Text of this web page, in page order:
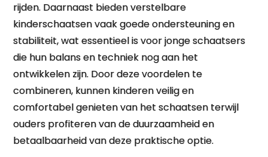
rijden. Daarnaast bieden verstelbare
kinderschaatsen vaak goede ondersteuning en
stabiliteit, wat essentieel is voor jonge schaatsers
die hun balans en techniek nog aan het
ontwikkelen zijn. Door deze voordelen te
combineren, kunnen kinderen veilig en
comfortabel genieten van het schaatsen terwijl
ouders profiteren van de duurzaamheid en
betaalbaarheid van deze praktische optie.